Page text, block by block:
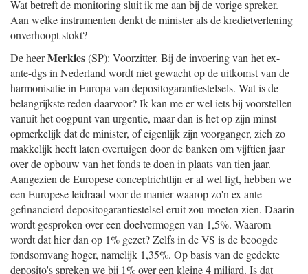
Wat betreft de monitoring sluit ik me aan bij de vorige spreker.
Aan welke instrumenten denkt de minister als de kredietverlening
onverhoopt stokt?
De heerMerkies(SP): Voorzitter. Bij de invoering van het ex-
ante-dgs in Nederland wordt niet gewacht op de uitkomst van de
harmonisatie in Europa van depositogarantiestelsels. Wat is de
belangrijkste reden daarvoor? Ik kan me er wel iets bij voorstellen
vanuit het oogpunt van urgentie, maar dan is het op zijn minst
opmerkelijk dat de minister, of eigenlijk zijn voorganger, zich zo
makkelijk heeft laten overtuigen door de banken om vijftien jaar
over de opbouw van het fonds te doen in plaats van tien jaar.
Aangezien de Europese conceptrichtlijn er al wel ligt, hebben we
een Europese leidraad voor de manier waarop zo'n ex ante
gefinancierd depositogarantiestelsel eruit zou moeten zien. Daarin
wordt gesproken over een doelvermogen van 1,5%. Waarom
wordt dat hier dan op 1% gezet? Zelfs in de VS is de beoogde
fondsomvang hoger, namelijk 1,35%. Op basis van de gedekte
deposito's spreken we bij 1% over een kleine 4 miljard. Is dat